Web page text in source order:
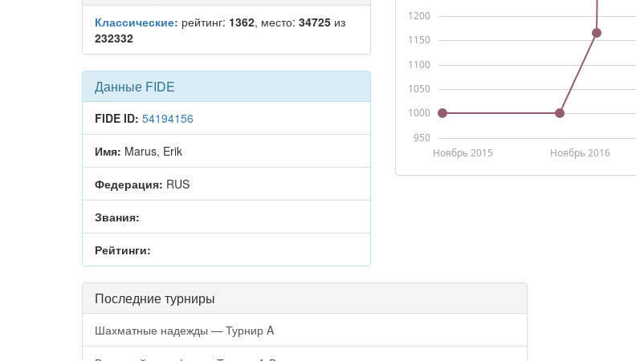
Классические: рейтинг: 1362, место: 34725 из
232332
Данные FIDE
FIDE ID: 54194156
Имя: Marus, Erik
Федерация: RUS
Звания:
Рейтинги:
Ноябрь 2015 Ноябрь 2016
950
1000
1050
1100
1150
1200
Последние турниры
Шахматные надежды — Турнир A